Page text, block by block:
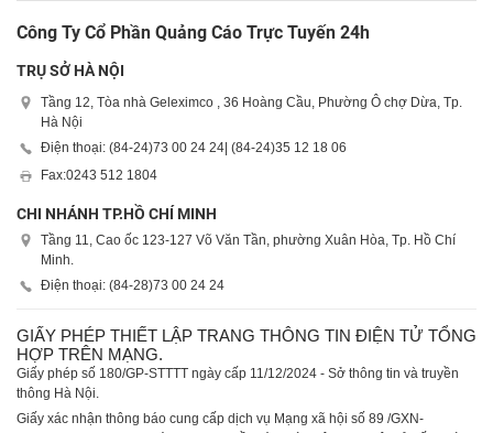
Công Ty Cổ Phần Quảng Cáo Trực Tuyến 24h
TRỤ SỞ HÀ NỘI
Tầng 12, Tòa nhà Geleximco , 36 Hoàng Cầu, Phường Ô chợ Dừa, Tp.
Hà Nội
Điện thoại: (84-24)73 00 24 24| (84-24)35 12 18 06
Fax:0243 512 1804
CHI NHÁNH TP.HỒ CHÍ MINH
Tầng 11, Cao ốc 123-127 Võ Văn Tần, phường Xuân Hòa, Tp. Hồ Chí
Minh.
Điện thoại: (84-28)73 00 24 24
GIẤY PHÉP THIẾT LẬP TRANG THÔNG TIN ĐIỆN TỬ TỔNG
HỢP TRÊN MẠNG.
Giấy phép số 180/GP-STTTT ngày cấp 11/12/2024 - Sở thông tin và truyền
thông Hà Nội.
Giấy xác nhận thông báo cung cấp dịch vụ Mạng xã hội số 89 /GXN-